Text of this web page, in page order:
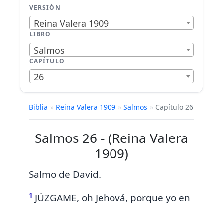
VERSIÓN
Reina Valera 1909
LIBRO
Salmos
CAPÍTULO
26
Biblia » Reina Valera 1909 » Salmos » Capítulo 26
Salmos 26 - (Reina Valera
1909)
Salmo de David.
1 JÚZGAME, oh Jehová, porque yo en